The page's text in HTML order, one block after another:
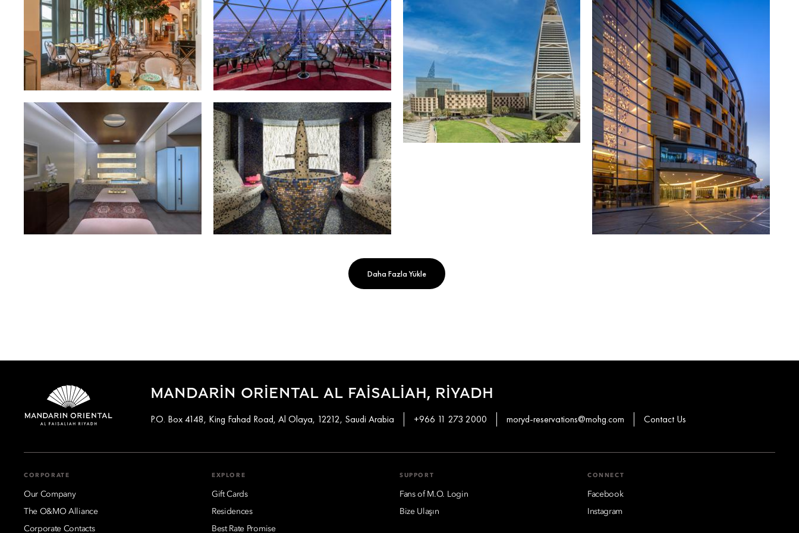
Daha Fazla Yükle
MANDARIN ORIENTAL AL FAISALIAH, RIYADH
P.O. Box 4148, King Fahad Road, Al Olaya, 12212, Saudi Arabia +966 11 273 2000 moryd-reservations@mohg.com Contact Us
CORPORATE
Our Company
The O&MO Alliance
Corporate Contacts
EXPLORE
Gift Cards
Residences
Best Rate Promise
SUPPORT
Fans of M.O. Login
Bize Ulaşın
CONNECT
Facebook
Instagram